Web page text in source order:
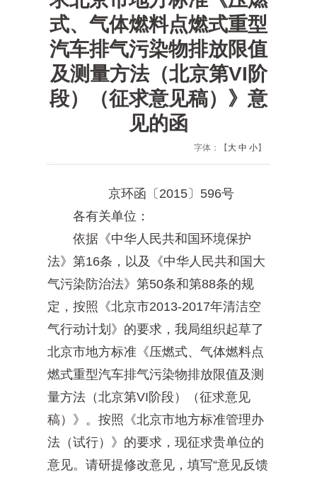
式、气体燃料点燃式重型
汽车排气污染物排放限值
及测量方法（北京第VI阶
段）（征求意见稿）》意
见的函
字体：【 大 中 小】
京环函〔2015〕596号
各有关单位：
依据《中华人民共和国环境保护
法》第16条，以及《中华人民共和国大
气污染防治法》第50条和第88条的规
定，按照《北京市2013-2017年清洁空
气行动计划》的要求，我局组织起草了
北京市地方标准《压燃式、气体燃料点
燃式重型汽车排气污染物排放限值及测
量方法（北京第VI阶段）（征求意见
稿）》。按照《北京市地方标准管理办
法（试行）》的要求，现征求贵单位的
意见。请研提修改意见，填写“意见反馈